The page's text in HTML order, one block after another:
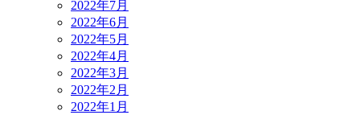
2022年7月
2022年6月
2022年5月
2022年4月
2022年3月
2022年2月
2022年1月